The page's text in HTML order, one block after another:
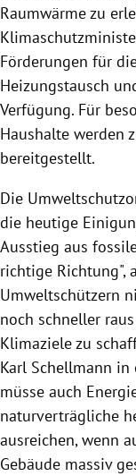
Raumwärme zu
Förderungen für
Heizungstausch
Verfügung. Für
Haushalte werden
bereitgestellt.
Die
die heutige
Ausstieg aus
richtige Richtung",
Umweltschützern
noch schneller
Klimaziele zu
Karl Schellmann in
müsse auch
naturverträgliche
ausreichen, wenn
Gebäude massiv